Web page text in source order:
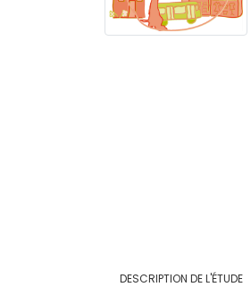
DESCRIPTION DE L'ÉTUDE